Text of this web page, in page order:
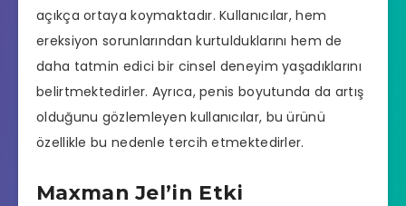
açıkça ortaya koymaktadır. Kullanıcılar, hem
ereksiyon sorunlarından kurtulduklarını hem de
daha tatmin edici bir cinsel deneyim yaşadıklarını
belirtmektedirler. Ayrıca, penis boyutunda da artış
olduğunu gözlemleyen kullanıcılar, bu ürünü
özellikle bu nedenle tercih etmektedirler.
Maxman Jel’in Etki